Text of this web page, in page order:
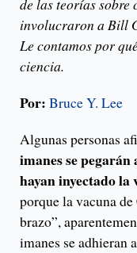
de las teorías sobre
involucraron a Bill
Le contamos por
ciencia.
Por: Bruce Y. Lee
Algunas personas
imanes se pegarán
hayan inyectado la
porque la vacuna
brazo”,
imanes se adhieran